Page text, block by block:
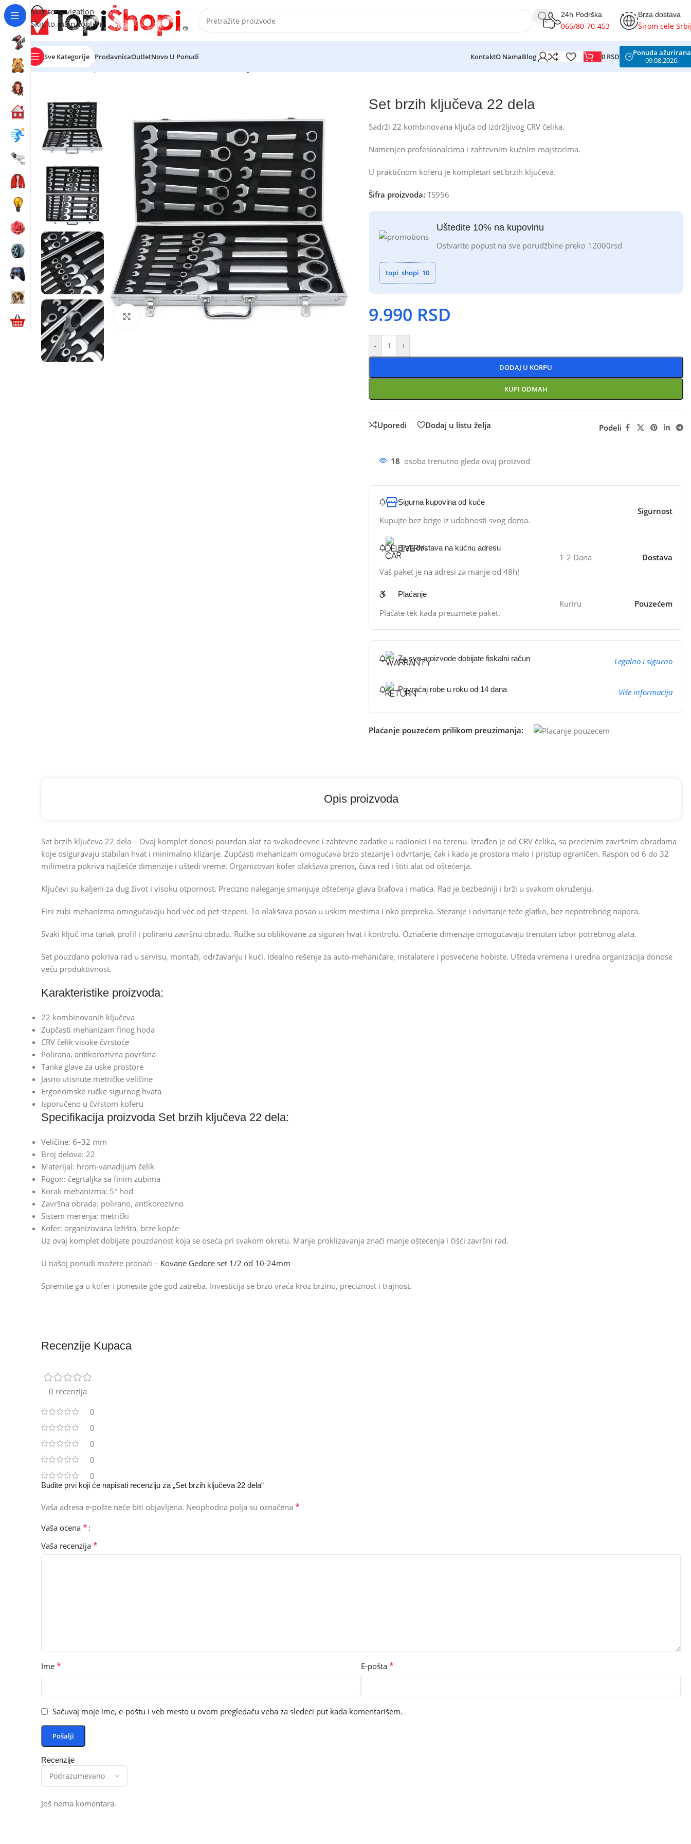
Skip to navigation
Skip to main content
24h Podrška
065/80-70-453
Brza dostava
Širom cele
Sve Kategorije ProdavnicaOutletNovo U Ponudi KontaktO NamaBlog 0 RSD 🕒Ponuda ažurirana
09.08.2026.
Početna/Auto oprema
Kliknite za uvećanje
Set brzih ključeva 22 dela
Sadrži 22 kombinovana ključa od izdržljivog CRV čelika.
Namenjen profesionalcima i zahtevnim kućnim majstorima.
U praktičnom koferu je kompletan set brzih ključeva.
Šifra proizvoda: TS956
Uštedite 10% na kupovinu
Ostvarite popust na sve porudžbine preko 12000rsd
topi_shopi_10
9.990 RSD
- +
DODAJ U KORPU
KUPI ODMAH
Uporedi Dodaj u listu želja Podeli
18 osoba trenutno gleda ovaj proizvod
Sigurna kupovina od kuće
Kupujte bez brige iz udobnosti svog doma.
Sigurnost
Brza dostava na kućnu adresu
Vaš paket je na adresi za manje od 48h!
1-2 Dana Dostava
Plaćanje
Plaćate tek kada preuzmete paket.
Kuriru Pouzećem
Za sve proizvode dobijate fiskalni račun Legalno i sigurno
Povraćaj robe u roku od 14 dana Više informacija
Plaćanje pouzećem prilikom preuzimanja:
Opis proizvoda
Set brzih ključeva 22 dela – Ovaj komplet donosi pouzdan alat za svakodnevne i zahtevne zadatke u radionici i na terenu. Izrađen je od CRV čelika, sa preciznim završnim obradama
koje osiguravaju stabilan hvat i minimalno klizanje. Zupčasti mehanizam omogućava brzo stezanje i odvrtanje, čak i kada je prostora malo i pristup ograničen. Raspon od 6 do 32
milimetra pokriva najčešće dimenzije i uštedi vreme. Organizovan kofer olakšava prenos, čuva red i štiti alat od oštećenja.
Ključevi su kaljeni za dug život i visoku otpornost. Precizno naleganje smanjuje oštećenja glava šrafova i matica. Rad je bezbedniji i brži u svakom okruženju.
Fini zubi mehanizma omogućavaju hod već od pet stepeni. To olakšava posao u uskim mestima i oko prepreka. Stezanje i odvrtanje teče glatko, bez nepotrebnog napora.
Svaki ključ ima tanak profil i poliranu završnu obradu. Ručke su oblikovane za siguran hvat i kontrolu. Označene dimenzije omogućavaju trenutan izbor potrebnog alata.
Set pouzdano pokriva rad u servisu, montaži, održavanju i kući. Idealno rešenje za auto-mehaničare, instalatere i posvećene hobiste. Ušteda vremena i uredna organizacija donose
veću produktivnost.
Karakteristike proizvoda:
22 kombinovanih ključeva
Zupčasti mehanizam finog hoda
CRV čelik visoke čvrstoće
Polirana, antikorozivna površina
Tanke glave za uske prostore
Jasno utisnute metričke veličine
Ergonomske ručke sigurnog hvata
Isporučeno u čvrstom koferu
Specifikacija proizvoda Set brzih ključeva 22 dela:
Veličine: 6–32 mm
Broj delova: 22
Materijal: hrom‑vanadijum čelik
Pogon: čegrtaljka sa finim zubima
Korak mehanizma: 5° hod
Završna obrada: polirano, antikorozivno
Sistem merenja: metrički
Kofer: organizovana ležišta, brze kopče
Uz ovaj komplet dobijate pouzdanost koja se oseća pri svakom okretu. Manje proklizavanja znači manje oštećenja i čišći završni rad.
U našoj ponudi možete pronaći – Kovane Gedore set 1/2 od 10-24mm
Spremite ga u kofer i ponesite gde god zatreba. Investicija se brzo vraća kroz brzinu, preciznost i trajnost.
Recenzije Kupaca
0 recenzija
0
0
0
0
0
Recenzije
Još nema komentara.
Budite prvi koji će napisati recenziju za „Set brzih ključeva 22 dela“
Vaša adresa e-pošte neće biti objavljena. Neophodna polja su označena *
Vaša ocena *
Vaša recenzija *
Ime * E-pošta *
Sačuvaj moje ime, e-poštu i veb mesto u ovom pregledaču veba za sledeći put kada komentarišem.